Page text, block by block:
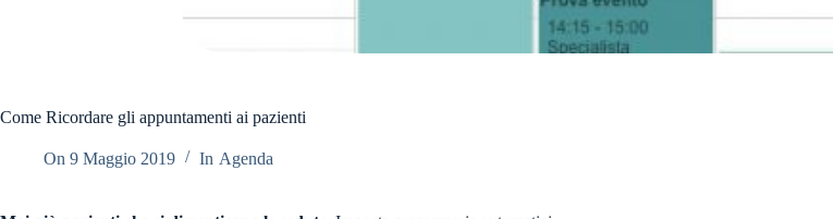
Come Ricordare gli appuntamenti ai pazienti
On 9 Maggio 2019 In Agenda